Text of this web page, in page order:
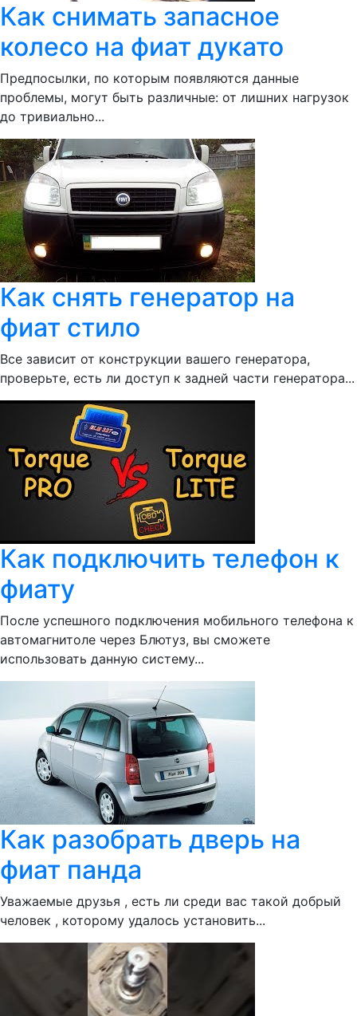
Как снимать запасное
колесо на фиат дукато
Предпосылки, по которым появляются данные
проблемы, могут быть различные: от лишних нагрузок
до тривиально...
Как снять генератор на
фиат стило
Все зависит от конструкции вашего генератора,
проверьте, есть ли доступ к задней части генератора...
Как подключить телефон к
фиату
После успешного подключения мобильного телефона к
автомагнитоле через Блютуз, вы сможете
использовать данную систему...
Как разобрать дверь на
фиат панда
Уважаемые друзья , есть ли среди вас такой добрый
человек , которому удалось установить...